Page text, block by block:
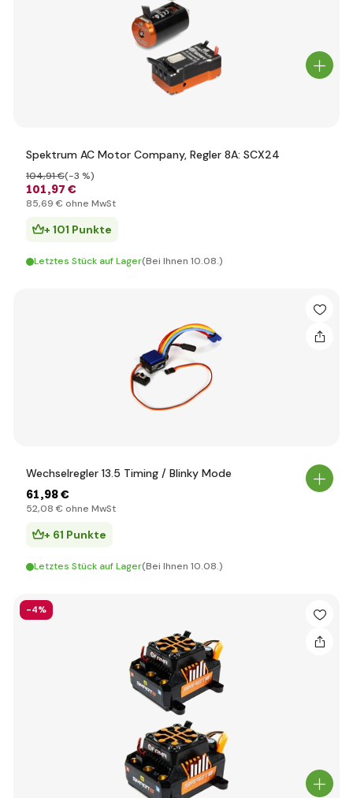
Spektrum AC Motor Company, Regler 8A: SCX24
101,97 €
104,91 €(-3 %)
85,69 € ohne MwSt
+ 101 Punkte
Letztes Stück auf Lager(Bei Ihnen 10.08.)
Wechselregler 13.5 Timing / Blinky Mode
61,98 €
52,08 € ohne MwSt
+ 61 Punkte
Letztes Stück auf Lager(Bei Ihnen 10.08.)
-4%